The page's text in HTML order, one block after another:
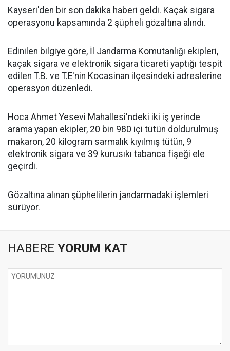
Kayseri'den bir son dakika haberi geldi. Kaçak sigara
operasyonu kapsamında 2 şüpheli gözaltına alındı.
Edinilen bilgiye göre, İl Jandarma Komutanlığı ekipleri,
kaçak sigara ve elektronik sigara ticareti yaptığı tespit
edilen T.B. ve T.E'nin Kocasinan ilçesindeki adreslerine
operasyon düzenledi.
Hoca Ahmet Yesevi Mahallesi'ndeki iki iş yerinde
arama yapan ekipler, 20 bin 980 içi tütün doldurulmuş
makaron, 20 kilogram sarmalık kıyılmış tütün, 9
elektronik sigara ve 39 kurusıkı tabanca fişeği ele
geçirdi.
Gözaltına alınan şüphelilerin jandarmadaki işlemleri
sürüyor.
HABERE YORUM KAT